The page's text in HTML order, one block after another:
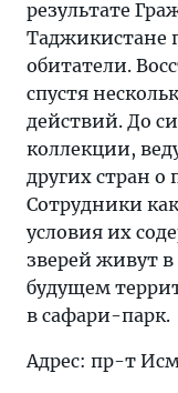
результате
Таджикистане
обитатели.
спустя
действий. До
коллекции,
других стран
Сотрудники
условия их
зверей живут
будущем
в сафари-парк.
Адрес: пр-т